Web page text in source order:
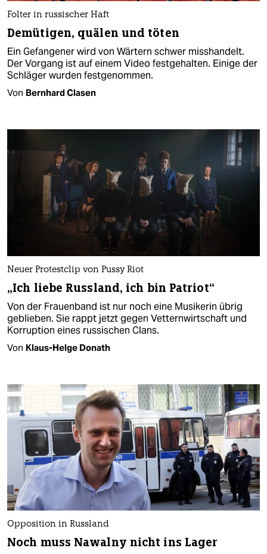
Folter in russischer Haft
Demütigen, quälen und töten
Ein Gefangener wird von Wärtern schwer misshandelt.
Der Vorgang ist auf einem Video festgehalten. Einige der
Schläger wurden festgenommen.
Von Bernhard Clasen
Neuer Protestclip von Pussy Riot
„Ich liebe Russland, ich bin Patriot“
Von der Frauenband ist nur noch eine Musikerin übrig
geblieben. Sie rappt jetzt gegen Vetternwirtschaft und
Korruption eines russischen Clans.
Von Klaus-Helge Donath
Opposition in Russland
Noch muss Nawalny nicht ins Lager